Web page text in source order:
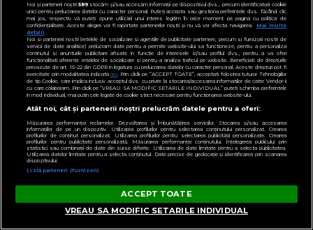
Noi și partenerii noștri589stocăm și/sau accesăm informații pe dispozitivul dvs., precum identificatorii cookie
unici pentru prelucrarea datelor cu caracter personal. Puteți accepta sau gestiona preferințele dvs. făcând clic
mai jos, respectiv vă puteți opune utilizării unui interes legitim în orice moment pe pagina cu politica de
confidențialitate. Aceste alegeri vor fi raportate partenerilor noștri și nu vă vor afecta navigarea.
Mai multe
detalii
Noi si partenerii nostri (retelele de socializare si agentiile de publicitate partenere, precum si furnizorii nostri de
servicii de date analitice) prelucram date pentru a permite website-ului sa functioneze, pentru a personaliza
continutul si anunturile publicitare afisate in functie de interesele si/sau profilul dvs., pentru a va oferi
functionalitati aferente retelelor de socializare si pentru a analiza traficul pe website. Beneficiati de drepturile
prevazute de art. 15-22 din GDPR in legatura cu prelucrarea datelor cu caracter personal. Aceste drepturi pot fi
exercitate prin modalitatea indicataaici. Prin click pe “ACCEPT TOATE”, acceptati folosirea tuturor Tehnologiilor
de tip Cookie, care implica inclusiv acceptul dvs. cu privire la stocarea/accesarea informatiilor de catre Vendor-ii
cu care colaboram. Prin click pe “VREAU SA MODIFIC SETARILE INDIVIDUAL” puteti schimba preferintele
in mod individual, mai putin cele legate de cookie strict necesare pentru functionarea website-ului.
Atât noi, cât și partenerii noștri prelucrăm datele pentru a oferi:
Măsurarea performanței reclamelor. Dezvoltarea și îmbunătățirea serviciilor. Stocarea și/sau accesarea
informațiilor de pe un dispozitiv. Utilizarea profilurilor pentru selectarea conținutului personalizat. Crearea
profilurilor de conținut personalizat. Utilizarea profilurilor pentru selectarea publicității personalizate. Crearea
profilurilor pentru publicitate personalizată. Măsurarea performanței conținutului. Înțelegerea publicului prin
statistici sau combinații de date din surse diferite. Utilizarea de date limitate pentru a selecta publicitatea.
Utilizarea datelor limitate pentru a selecta conținutul. Date precise de geolocație și identificarea prin scanarea
dispozitivului.
Listă parteneri (furnizori)
ACCEPT TOATE
VREAU SA MODIFIC SETARILE INDIVIDUAL